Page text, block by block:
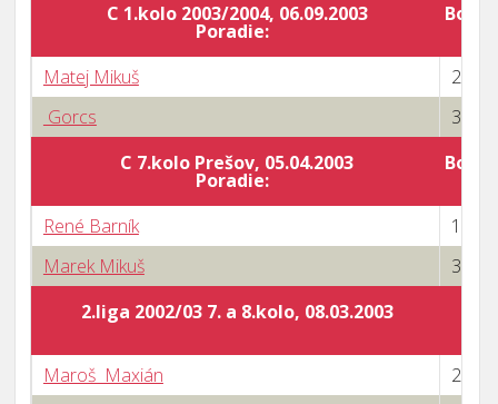
C 1.kolo 2003/2004, 06.09.2003
Poradie:
Body
Matej Mikuš
2 : 3
Gorcs
3 : 0
C 7.kolo Prešov, 05.04.2003
Poradie:
Body
René Barník
1 : 3
Marek Mikuš
3 : 0
2.liga 2002/03 7. a 8.kolo, 08.03.2003
Maroš Maxián
2 : 3